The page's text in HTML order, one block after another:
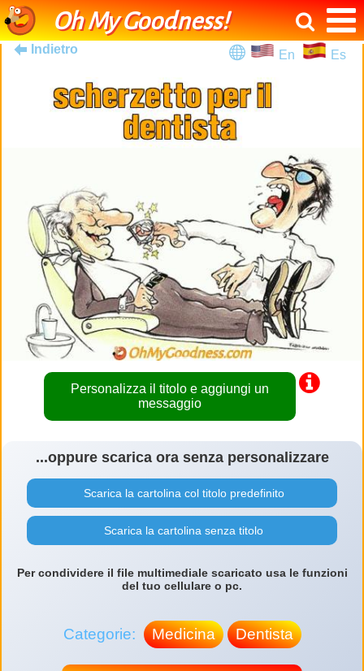
Oh My Goodness!
Indietro En Es
Personalizza il titolo e aggiungi un
messaggio
...oppure scarica ora senza personalizzare
Scarica la cartolina col titolo predefinito
Scarica la cartolina senza titolo
Per condividere il file multimediale scaricato usa le funzioni
del tuo cellulare o pc.
Categorie: Medicina Dentista